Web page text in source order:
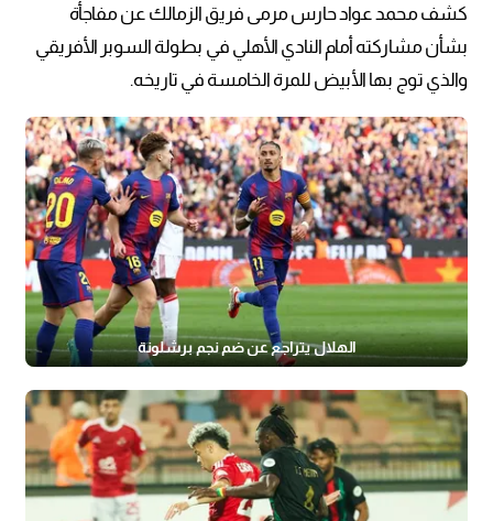
كشف محمد عواد حارس مرمى فريق الزمالك عن مفاجأة
بشأن مشاركته أمام النادي الأهلي في بطولة السوبر الأفريقي
والذي توج بها الأبيض للمرة الخامسة في تاريخه.
الهلال يتراجع عن ضم نجم برشلونة